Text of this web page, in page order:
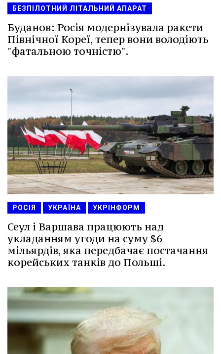
БЕЗПІЛОТНИЙ ЛІТАЛЬНИЙ АПАРАТ
Буданов: Росія модернізувала ракети
Північної Кореї, тепер вони володіють
"фатальною точністю".
РОСІЯ УКРАЇНА УКРІНФОРМ
Сеул і Варшава працюють над
укладанням угоди на суму $6
мільярдів, яка передбачає постачання
корейських танків до Польщі.